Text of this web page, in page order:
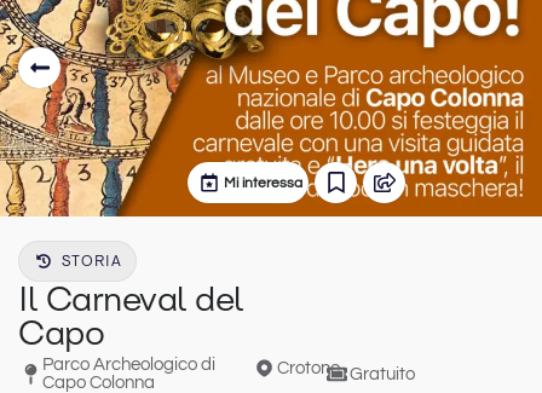
Mi interessa
STORIA
Il Carneval del
Capo
Parco Archeologico di
Capo Colonna
Crotone Gratuito